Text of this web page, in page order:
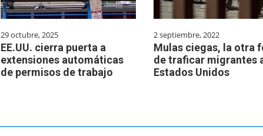
29 octubre, 2025
EE.UU. cierra puerta a
extensiones automáticas
de permisos de trabajo
2 septiembre, 2022
Mulas ciegas, la otra
de traficar migrantes
Estados Unidos